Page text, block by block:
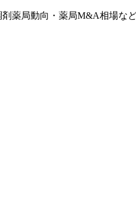
薬局動向・薬局M&A相場な